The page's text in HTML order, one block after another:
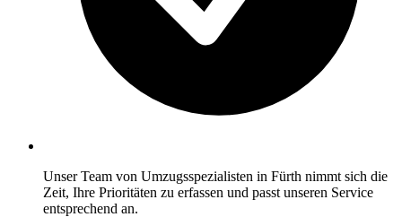
Unser Team von Umzugsspezialisten in Fürth nimmt sich die
Zeit, Ihre Prioritäten zu erfassen und passt unseren Service
entsprechend an.